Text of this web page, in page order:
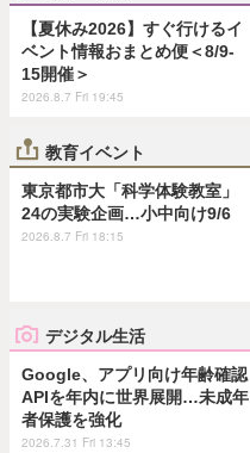
【夏休み2026】すぐ行けるイ
ベント情報おまとめ便＜8/9-
15開催＞
2026.8.7 Fri 19:45
教育イベント
東京都市大「科学体験教室」
24の実験企画…小中向け9/6
2026.8.7 Fri 18:15
デジタル生活
Google、アプリ向け年齢確認
APIを年内に世界展開…未成年
者保護を強化
2026.7.31 Fri 13:45